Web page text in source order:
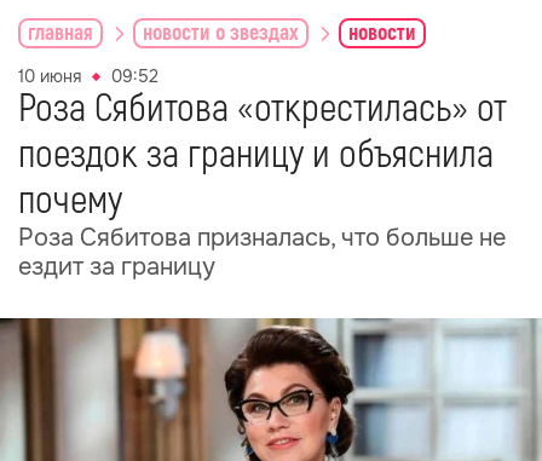
главная новости о звездах новости
10 июня 09:52
Роза Сябитова «открестилась» от
поездок за границу и объяснила
почему
Роза Сябитова призналась, что больше не
ездит за границу